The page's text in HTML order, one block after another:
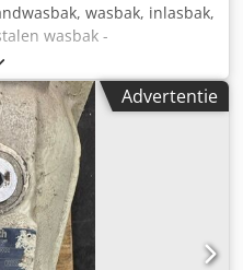
wasbak, inlasbak,
wasbak -
-Diepte: 300 mm -
beschikbaar Chjdpfx
1 x / Gat onder rechts: 9 x
500/H300 mm -Gewicht:
Advertentie